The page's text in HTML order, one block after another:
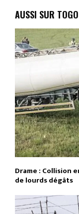
AUSSI SUR
Drame : Collision
de lourds dégâts